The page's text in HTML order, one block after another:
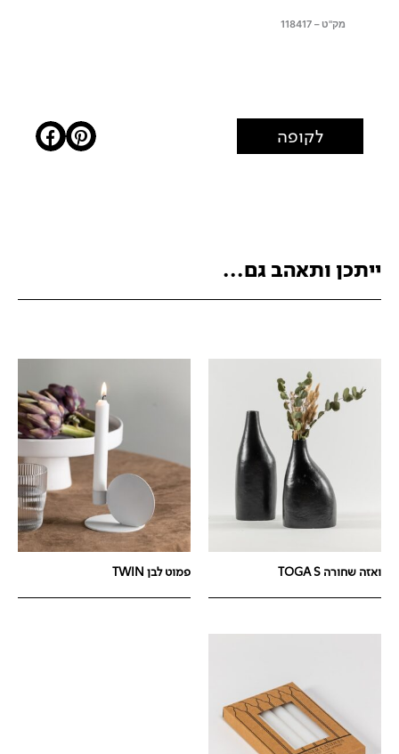
מק"ט – 118417
לקופה
ייתכן ותאהב גם...
ואזה שחורה TOGA S פמוט לבן TWIN